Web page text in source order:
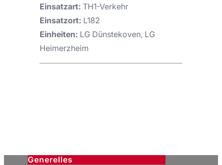
Einsatzart: TH1-Verkehr
Einsatzort: L182
Einheiten: LG Dünstekoven, LG
Heimerzheim
Generelles